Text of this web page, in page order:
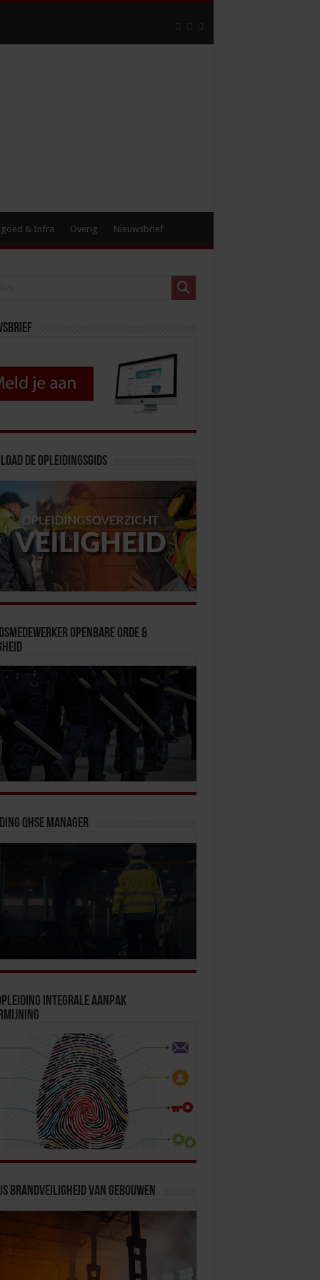
& Infra Overig Nieuwsbrief
de opleidingsgids
Openbare Orde &
QHSE Manager
Integrale Aanpak
Brandveiligheid van Gebouwen